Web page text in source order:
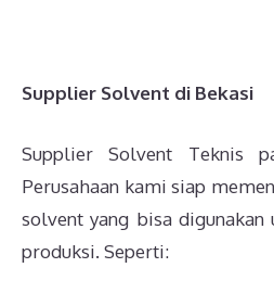
Supplier Solvent di Bekasi
Supplier Solvent Teknis
Perusahaan kami siap
solvent yang bisa
produksi. Seperti: